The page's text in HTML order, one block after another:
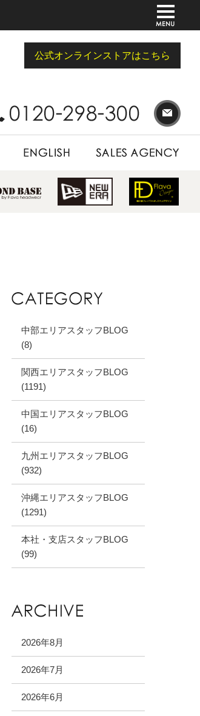
公式オンラインストアはこちら
中部エリアスタッフBLOG
(8)
関西エリアスタッフBLOG
(1191)
中国エリアスタッフBLOG
(16)
九州エリアスタッフBLOG
(932)
沖縄エリアスタッフBLOG
(1291)
本社・支店スタッフBLOG
(99)
2026年8月
2026年7月
2026年6月